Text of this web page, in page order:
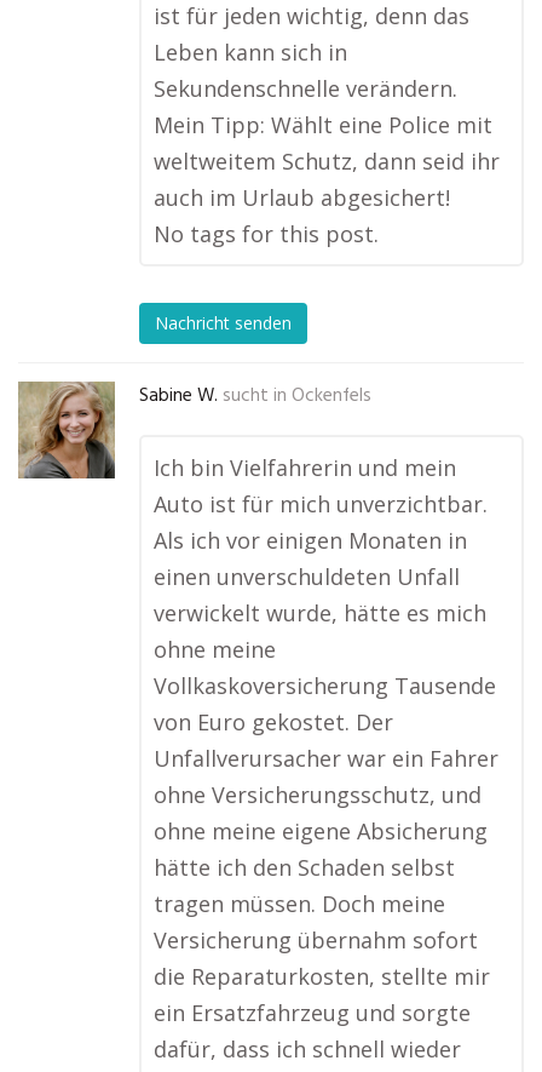
ist für jeden wichtig, denn das
Leben kann sich in
Sekundenschnelle verändern.
Mein Tipp: Wählt eine Police mit
weltweitem Schutz, dann seid ihr
auch im Urlaub abgesichert!
No tags for this post.
Nachricht senden
Sabine W. sucht in Ockenfels
Ich bin Vielfahrerin und mein
Auto ist für mich unverzichtbar.
Als ich vor einigen Monaten in
einen unverschuldeten Unfall
verwickelt wurde, hätte es mich
ohne meine
Vollkaskoversicherung Tausende
von Euro gekostet. Der
Unfallverursacher war ein Fahrer
ohne Versicherungsschutz, und
ohne meine eigene Absicherung
hätte ich den Schaden selbst
tragen müssen. Doch meine
Versicherung übernahm sofort
die Reparaturkosten, stellte mir
ein Ersatzfahrzeug und sorgte
dafür, dass ich schnell wieder